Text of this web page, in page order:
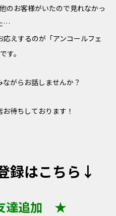
のお客様がいたので見れなかっ
…
えするのが「アンコールフェ
す。
がらお話しませんか？
待ちしております！
録はこちら↓
達追加 ★